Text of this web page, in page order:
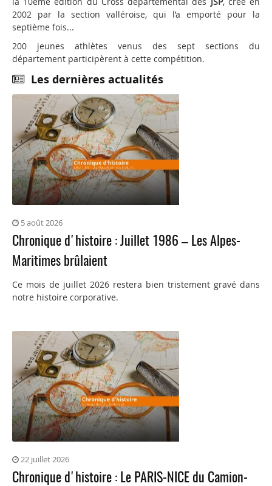
2002 par la section valléroise, qui l’a emporté pour la
septième fois...
200 jeunes athlètes venus des sept sections du
département participèrent à cette compétition.
Les dernières actualités
5 août 2026
Chronique d'histoire : Juillet 1986 – Les Alpes-
Maritimes brûlaient
Ce mois de juillet 2026 restera bien tristement gravé dans
notre histoire corporative.
22 juillet 2026
Chronique d'histoire : Le PARIS-NICE du Camion-